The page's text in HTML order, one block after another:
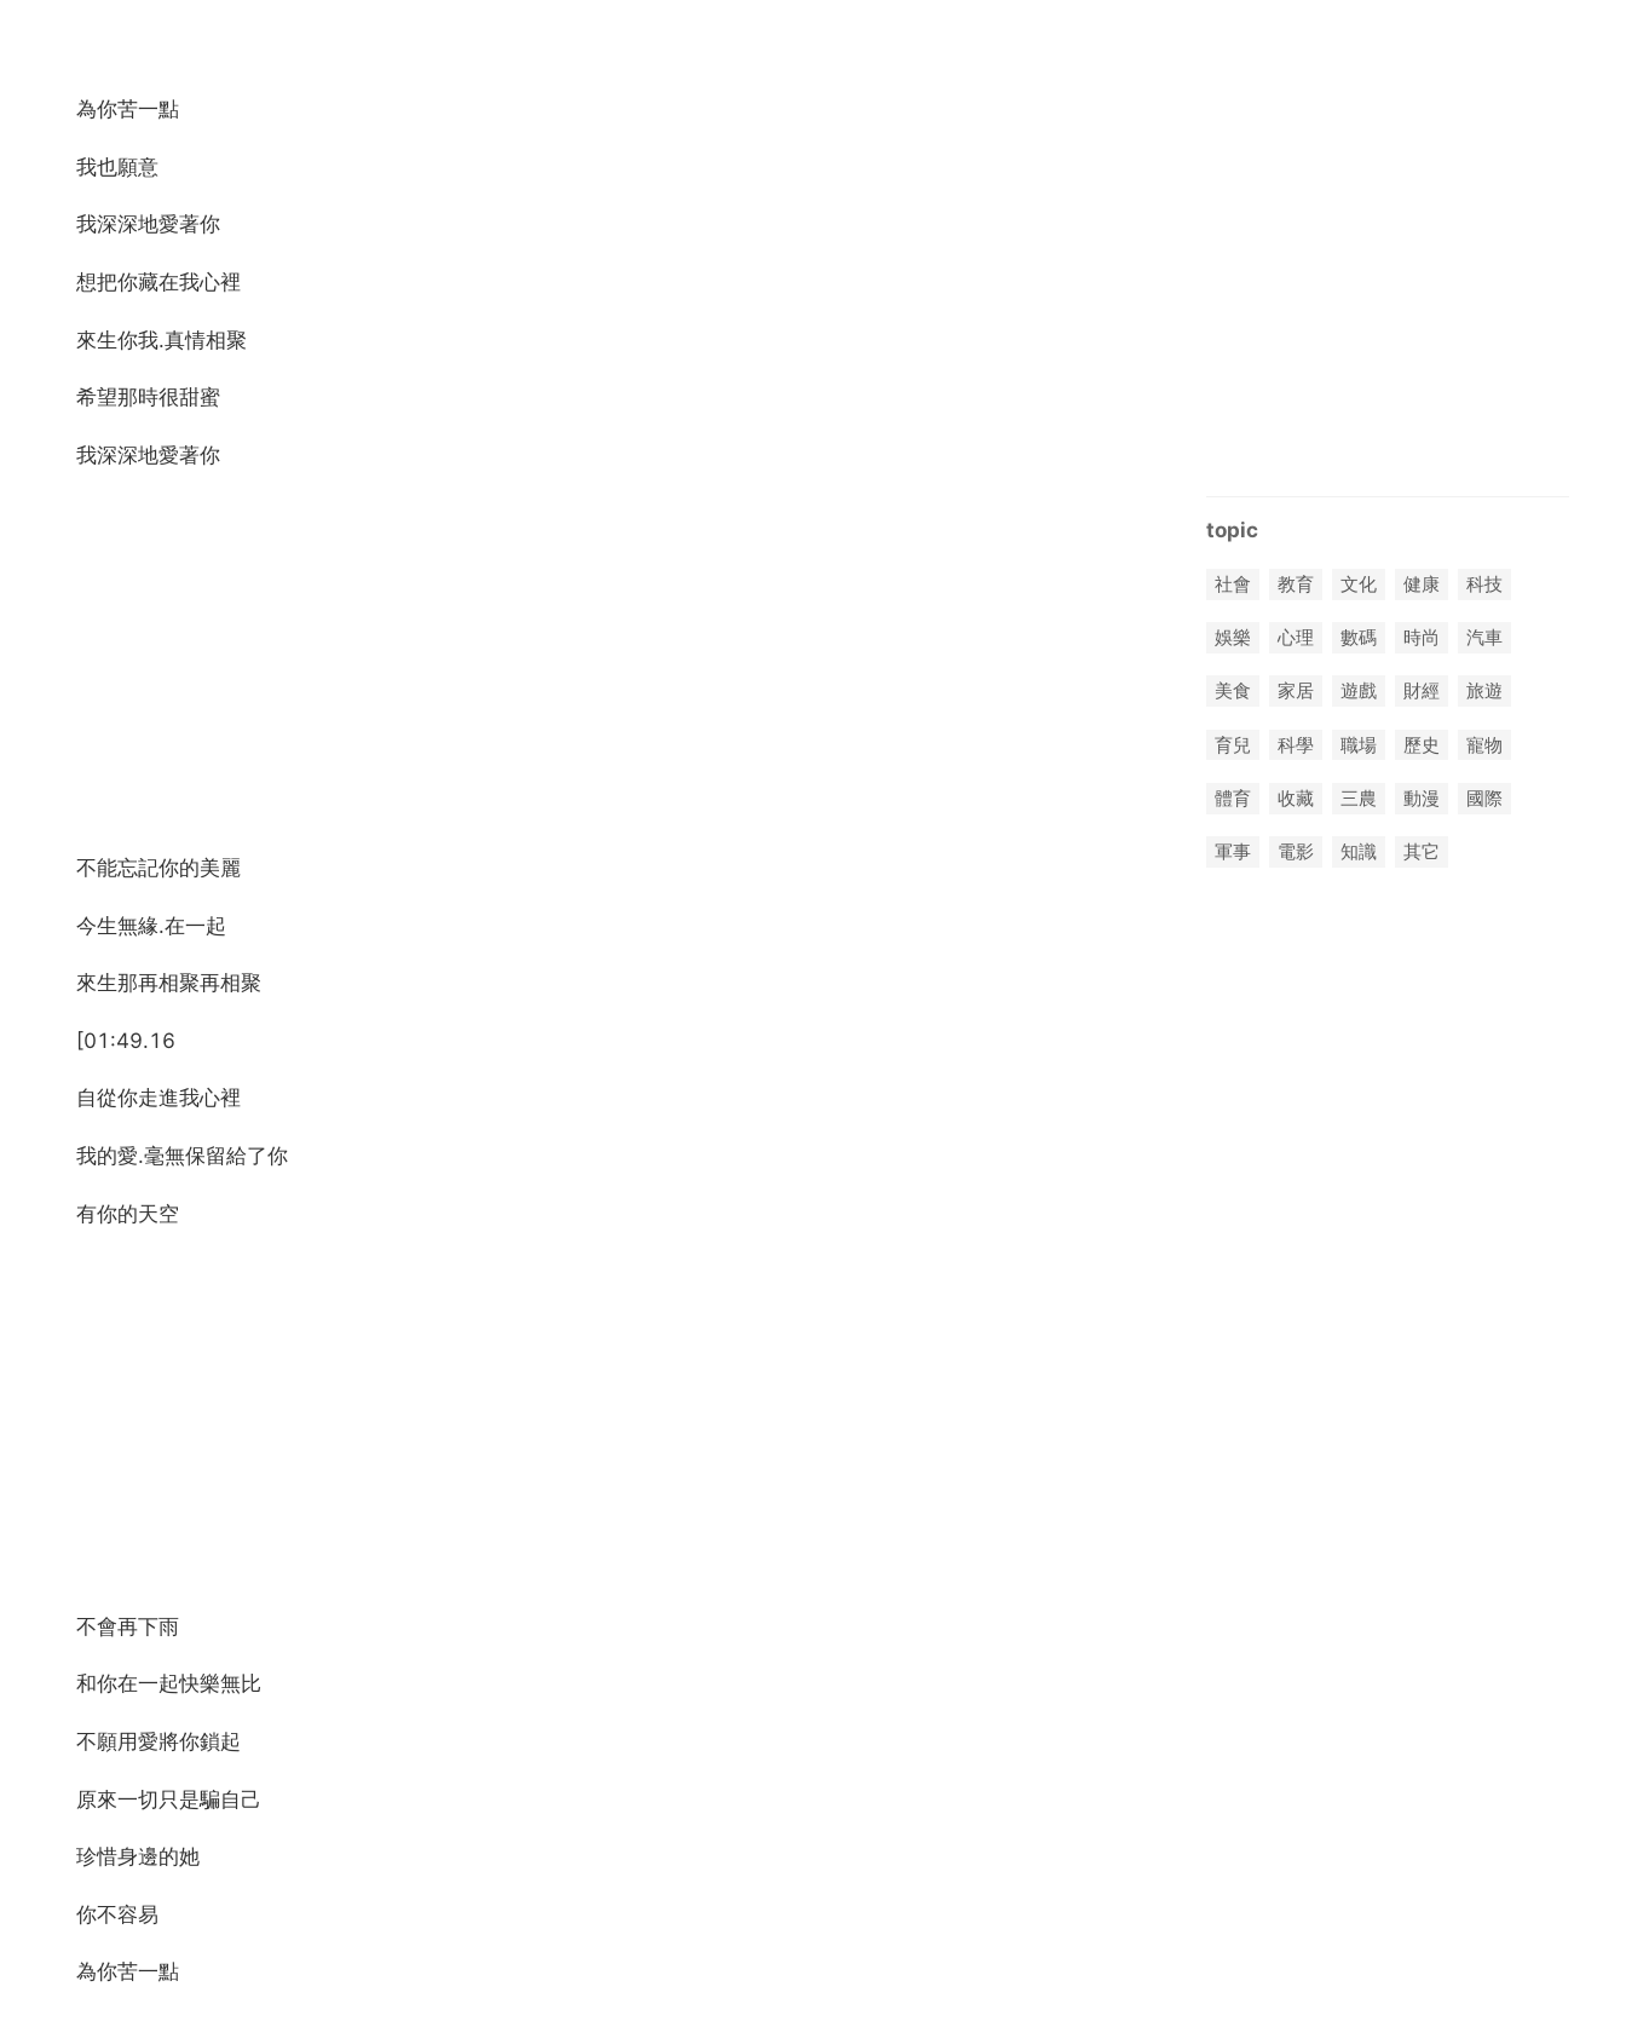
為你苦一點
我也願意
我深深地愛著你
想把你藏在我心裡
來生你我.真情相聚
希望那時很甜蜜
我深深地愛著你
不能忘記你的美麗
今生無緣.在一起
來生那再相聚再相聚
[01:49.16
自從你走進我心裡
我的愛.毫無保留給了你
有你的天空
不會再下雨
和你在一起快樂無比
不願用愛將你鎖起
原來一切只是騙自己
珍惜身邊的她
你不容易
為你苦一點
topic
社會 教育 文化 健康 科技
娛樂 心理 數碼 時尚 汽車
美食 家居 遊戲 財經 旅遊
育兒 科學 職場 歷史 寵物
體育 收藏 三農 動漫 國際
軍事 電影 知識 其它